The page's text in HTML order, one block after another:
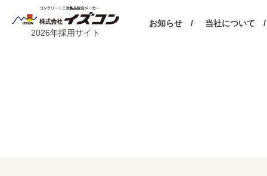
2026年採用サイト
お知らせ / 当社について /